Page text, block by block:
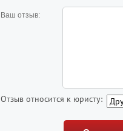
Ваш отзыв:
Отзыв относится к юристу: